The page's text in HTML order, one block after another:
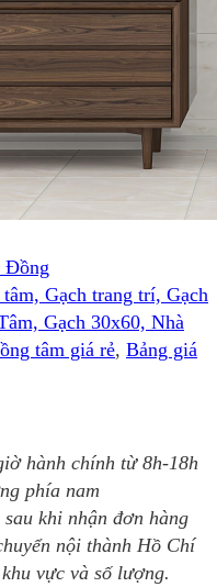
Đồng
Gạch trang trí, Gạch
Gạch 30x60, Nhà
tâm giá rẻ, Bảng giá
hành chính từ 8h-18h
phía nam
khi nhận đơn hàng
nội thành Hồ Chí
vực và số lượng.